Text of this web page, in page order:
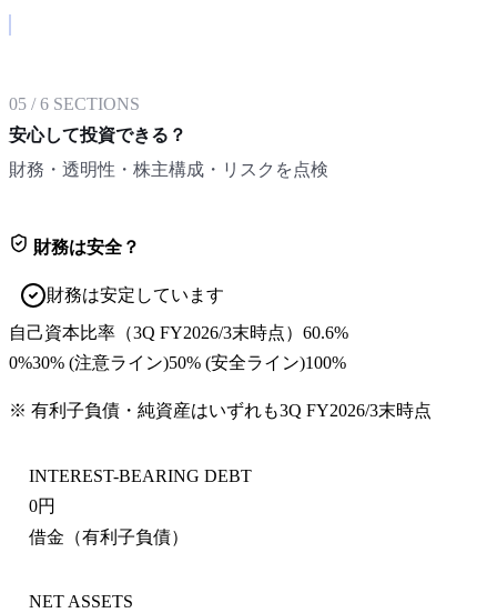
05 /6 SECTIONS
安心して投資できる？
財務・透明性・株主構成・リスクを点検
財務は安全？
財務は安定しています
自己資本比率 （3Q FY2026/3末時点） 60.6%
0%30% (注意ライン)50% (安全ライン)100%
※ 有利子負債・純資産はいずれも3Q FY2026/3末時点
INTEREST-BEARING DEBT
0円
借金（有利子負債）
NET ASSETS